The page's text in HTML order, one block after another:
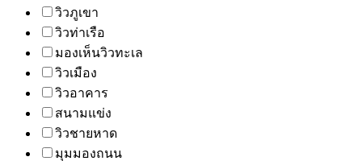
วิวภูเขา
วิวท่าเรือ
มองเห็นวิวทะเล
วิวเมือง
วิวอาคาร
สนามแข่ง
วิวชายหาด
มุมมองถนน